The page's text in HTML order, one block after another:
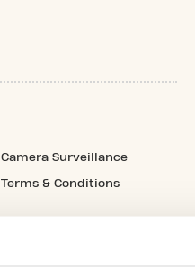
Camera Surveillance
Terms & Conditions